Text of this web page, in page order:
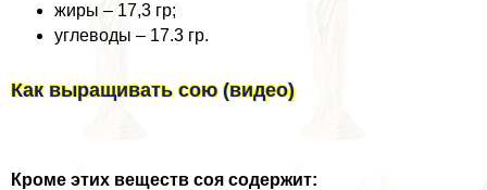
жиры – 17,3 гр;
углеводы – 17.3 гр.
Как выращивать сою (видео)
Кроме этих веществ соя содержит: